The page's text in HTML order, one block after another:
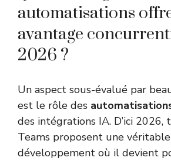
automatisations
avantage
2026 ?
Un aspect sous-évalué par
est le rôle des
des intégrations IA. D’ici 2026,
Teams proposent une
développement où il devient